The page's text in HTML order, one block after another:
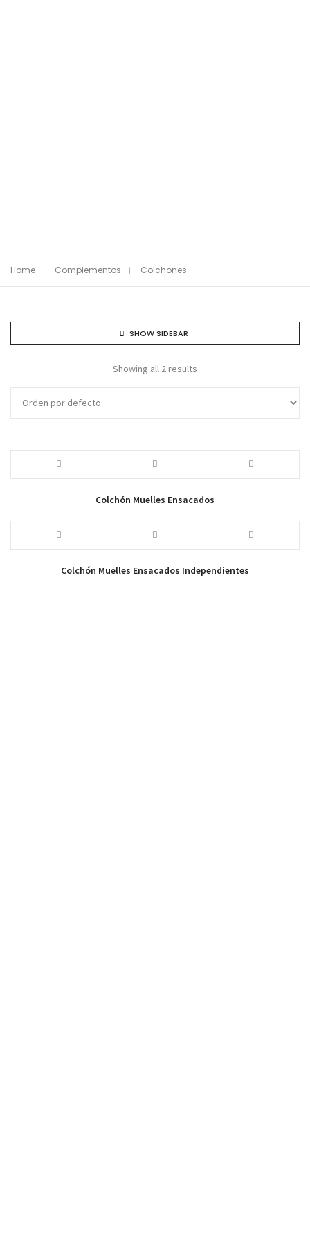
Home Complementos Colchones
SHOW SIDEBAR
Showing all 2 results
Colchón Muelles Ensacados
Colchón Muelles Ensacados Independientes